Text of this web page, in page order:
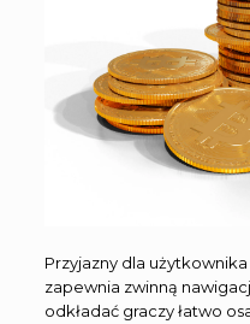
Przyjazny dla
zapewnia zwinną
odkładać graczy łatwo